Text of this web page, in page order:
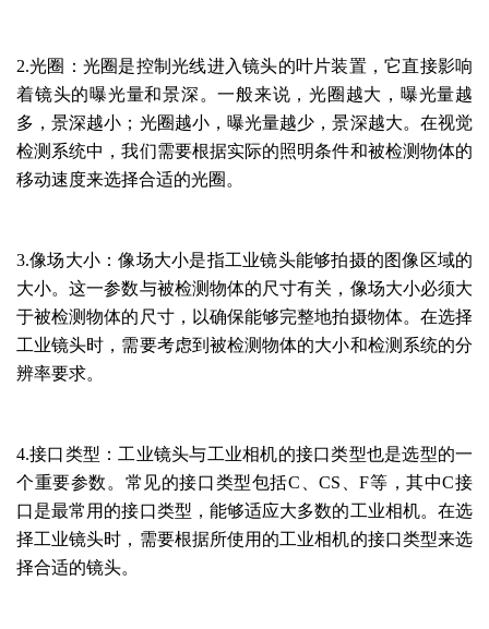
2.光圈：光圈是控制光线进入镜头的叶片装置，它直接影响
着镜头的曝光量和景深。一般来说，光圈越大，曝光量越
多，景深越小；光圈越小，曝光量越少，景深越大。在视觉
检测系统中，我们需要根据实际的照明条件和被检测物体的
移动速度来选择合适的光圈。
3.像场大小：像场大小是指工业镜头能够拍摄的图像区域的
大小。这一参数与被检测物体的尺寸有关，像场大小必须大
于被检测物体的尺寸，以确保能够完整地拍摄物体。在选择
工业镜头时，需要考虑到被检测物体的大小和检测系统的分
辨率要求。
4.接口类型：工业镜头与工业相机的接口类型也是选型的一
个重要参数。常见的接口类型包括C、CS、F等，其中C接
口是最常用的接口类型，能够适应大多数的工业相机。在选
择工业镜头时，需要根据所使用的工业相机的接口类型来选
择合适的镜头。